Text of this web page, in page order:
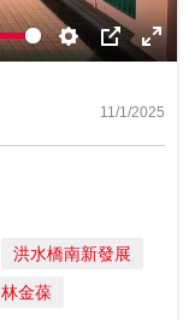
Settings
PIP
11/1/2025
洪水橋南新發展
林金葆